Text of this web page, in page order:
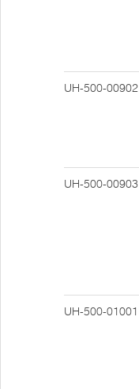
UH-500-00902
UH-500-00903
UH-500-01001